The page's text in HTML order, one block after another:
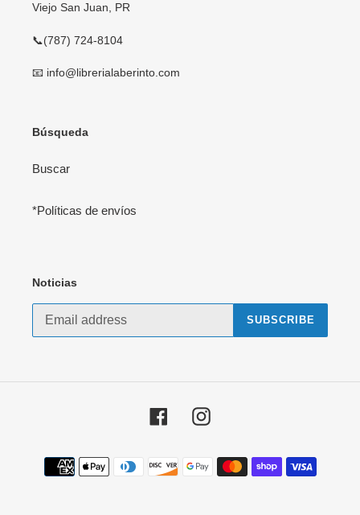
Viejo San Juan, PR
📞(787) 724-8104
📧 info@librerialaberinto.com
Búsqueda
Buscar
*Políticas de envíos
Noticias
SUBSCRIBE
FacebookInstagram
Payment
methods